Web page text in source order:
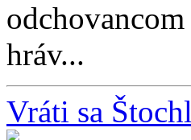
hráv...
Vráti sa